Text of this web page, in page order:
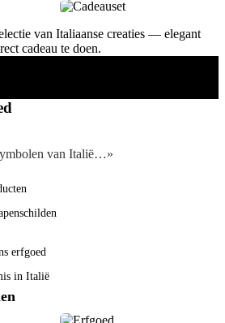
van Italiaanse creaties — elegant
cadeau te doen.
van Italië…»
erfgoed
in Italië